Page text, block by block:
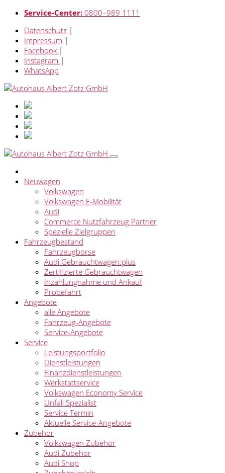
Service-Center: 0800–989 1111
Datenschutz |
Impressum |
Facebook |
Instagram |
WhatsApp
Neuwagen
Volkswagen
Volkswagen E-Mobilität
Audi
Commerce Nutzfahrzeug Partner
Spezielle Zielgruppen
Fahrzeugbestand
Fahrzeugbörse
Audi Gebrauchtwagen:plus
Zertifizierte Gebrauchtwagen
Inzahlungnahme und Ankauf
Probefahrt
Angebote
alle Angebote
Fahrzeug-Angebote
Service-Angebote
Service
Leistungsportfolio
Dienstleistungen
Finanzdienstleistungen
Werkstattservice
Volkswagen Economy Service
Unfall Spezialist
Service Termin
Aktuelle Service-Angebote
Zubehör
Volkswagen Zubehör
Audi Zubehör
Audi Shop